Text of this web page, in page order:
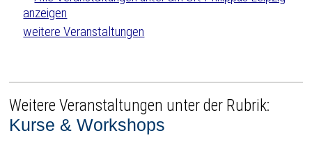
weitere Veranstaltungen
Weitere Veranstaltungen unter der Rubrik:
Kurse & Workshops